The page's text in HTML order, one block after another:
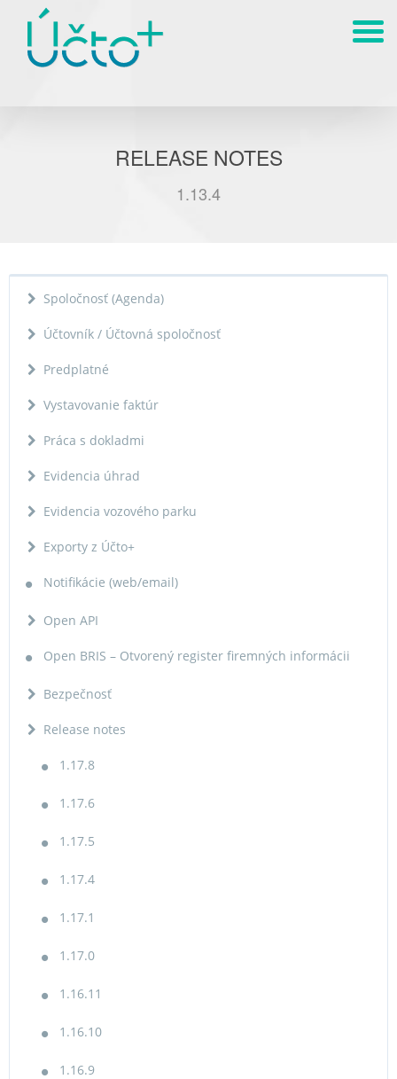
RELEASE NOTES
1.13.4
Spoločnosť (Agenda)
Účtovník / Účtovná spoločnosť
Predplatné
Vystavovanie faktúr
Práca s dokladmi
Evidencia úhrad
Evidencia vozového parku
Exporty z Účto+
Notifikácie (web/email)
Open API
Open BRIS – Otvorený register firemných informácii
Bezpečnosť
Release notes
1.17.8
1.17.6
1.17.5
1.17.4
1.17.1
1.17.0
1.16.11
1.16.10
1.16.9